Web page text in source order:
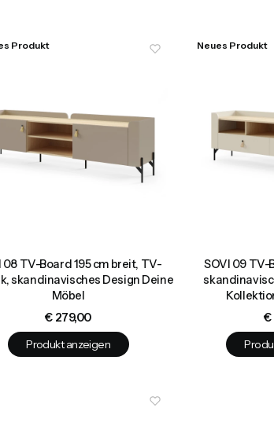
Produkt
08 TV-Board 195 cm breit, TV-
skandinavisches Design Deine
Möbel
Preis
€ 279,00
Produkt anzeigen
Neues Produkt
SOVI 09 TV-
€